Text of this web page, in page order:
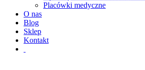
Placówki medyczne
O nas
Blog
Sklep
Kontakt